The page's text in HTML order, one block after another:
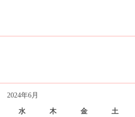
2024年6月
水 木 金 土